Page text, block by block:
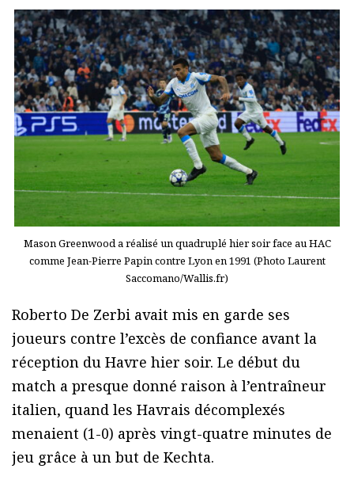
Mason Greenwood a réalisé un quadruplé hier soir face au HAC
comme Jean-Pierre Papin contre Lyon en 1991 (Photo Laurent
Saccomano/Wallis.fr)
Roberto De Zerbi avait mis en garde ses
joueurs contre l’excès de confiance avant la
réception du Havre hier soir. Le début du
match a presque donné raison à l’entraîneur
italien, quand les Havrais décomplexés
menaient (1-0) après vingt-quatre minutes de
jeu grâce à un but de Kechta.